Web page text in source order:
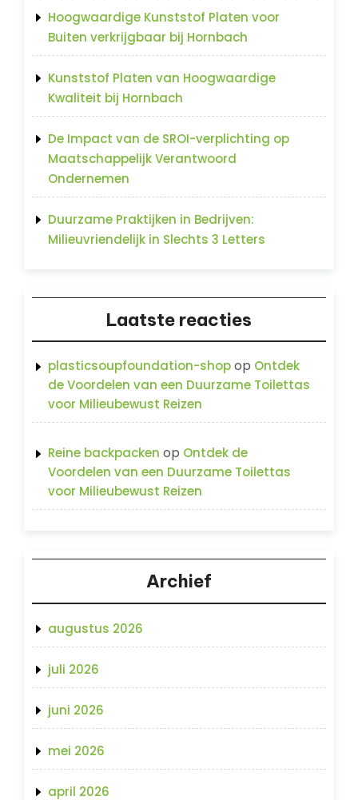
Hoogwaardige Kunststof Platen voor
Buiten verkrijgbaar bij Hornbach
Kunststof Platen van Hoogwaardige
Kwaliteit bij Hornbach
De Impact van de SROI-verplichting op
Maatschappelijk Verantwoord
Ondernemen
Duurzame Praktijken in Bedrijven:
Milieuvriendelijk in Slechts 3 Letters
Laatste reacties
plasticsoupfoundation-shopop Ontdek
de Voordelen van een Duurzame Toilettas
voor Milieubewust Reizen
Reine backpacken op Ontdek de
Voordelen van een Duurzame Toilettas
voor Milieubewust Reizen
Archief
augustus 2026
juli 2026
juni 2026
mei 2026
april 2026